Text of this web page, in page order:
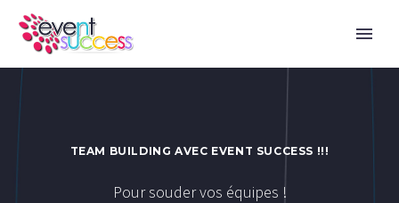
TEAM BUILDING AVEC EVENT SUCCESS !!!
Pour souder vos équipes !